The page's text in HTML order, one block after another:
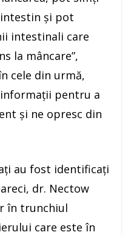
şi pot
intestinali care
la mâncare”,
cele din urmă,
pentru a
şi ne opresc din
au fost identificaţi
dr. Nectow
în trunchiul
care este în